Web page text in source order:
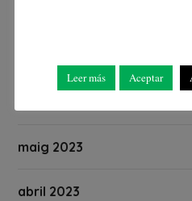
maig 2023
abril 2023
Leer más Aceptar